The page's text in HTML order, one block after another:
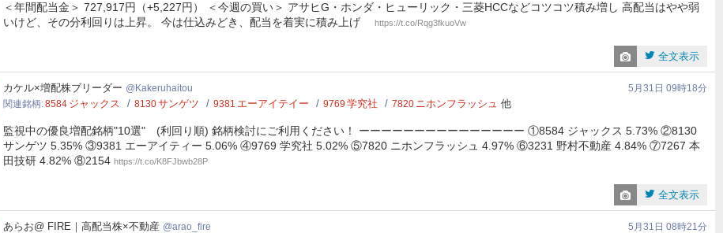
＜年間配当金＞ 727,917円（+5,227円） ＜今週の買い＞ アサヒG・ホンダ・ヒューリック・三菱HCCなどコツコツ積み増し 高配当はやや弱
いけど、その分利回りは上昇。 今は仕込みどき、配当を着実に積み上げ
https://t.co/Rqg3fkuoVw
全文表示
Kakeruhaitou
カケル×増配株ブリーダー Kakeruhaitou
5月31日 09時18分
関連銘柄 8584 ジャックス 8130サンゲツ 9381 エーアイテイー 9769 学究社 7820 ニホンフラッシュ 他
監視中の優良増配銘柄"10選" (利回り順) 銘柄検討にご利用ください！ ーーーーーーーーーーーーーーー ①8584 ジャックス 5.73% ②8130
サンゲツ 5.35% ③9381 エーアイティー 5.06% ④9769 学究社 5.02% ⑤7820 ニホンフラッシュ 4.97% ⑥3231 野村不動産 4.84% ⑦7267 本
田技研 4.82% ⑧2154 https://t.co/K8FJbwb28P
全文表示
arao_fire
あらお@ FIRE｜高配当株×不動産 arao_fire
5月31日 08時21分